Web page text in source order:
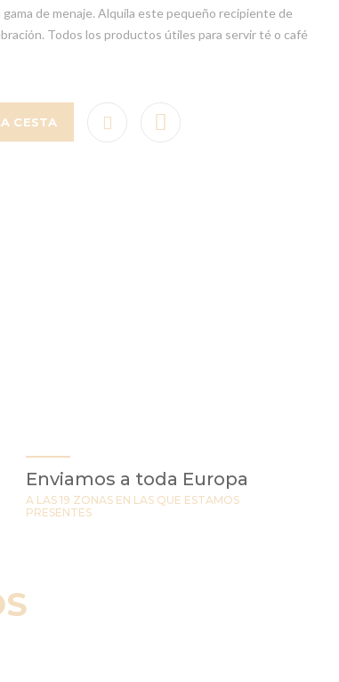
de menaje. Alquila este pequeño recipiente de
Todos los productos útiles para servir té o café
CESTA
Enviamos a toda Europa
A LAS 19 ZONAS EN LAS QUE ESTAMOS
PRESENTES